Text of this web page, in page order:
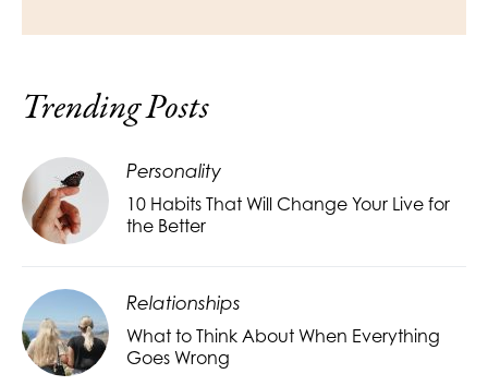
Trending Posts
Personality
10 Habits That Will Change Your Live for
the Better
Relationships
What to Think About When Everything
Goes Wrong